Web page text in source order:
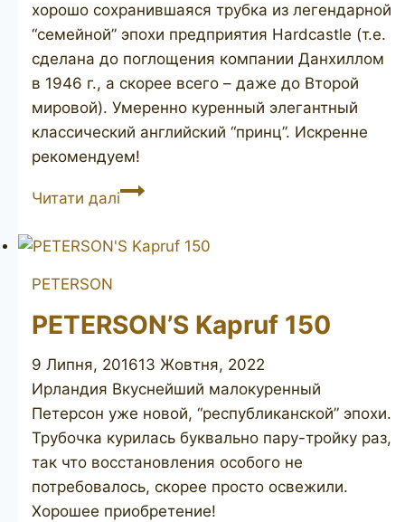
хорошо сохранившаяся трубка из легендарной
“семейной” эпохи предприятия Hardcastle (т.е.
сделана до поглощения компании Данхиллом
в 1946 г., а скорее всего – даже до Второй
мировой). Умеренно куренный элегантный
классический английский “принц”. Искренне
рекомендуем!
Читати даліHARDCASTLE’S
Bruyere
PETERSON
PETERSON’S Kapruf 150
9 Липня, 201613 Жовтня, 2022
Ирландия Вкуснейший малокуренный
Петерсон уже новой, “республиканской” эпохи.
Трубочка курилась буквально пару-тройку раз,
так что восстановления особого не
потребовалось, скорее просто освежили.
Хорошее приобретение!